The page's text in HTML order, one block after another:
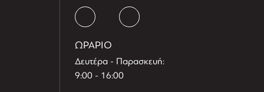
ΩΡΑΡΙΟ
Δευτέρα - Παρασκευή:
9:00 - 16:00